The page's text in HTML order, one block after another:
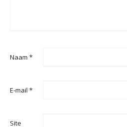
Naam *
E-mail *
Site